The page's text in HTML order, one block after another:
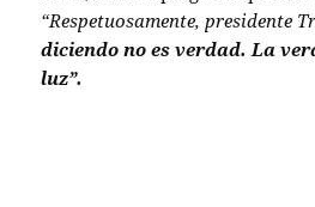
“Respetuosamente, presidente
diciendo no es verdad. La
luz”.